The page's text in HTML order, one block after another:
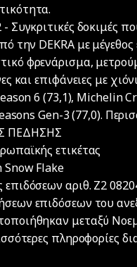
- Συγκριτικές δοκιμές
την DEKRA με
φρενάρισμα,
και επιφάνειες με
6 (73,1), Michelin
Gen-3 (77,0).
ΠΕΔΗΣΗΣ
ετικέτας
Snow Flake
αριθ. Z2
επιδόσεων του
μεταξύ
πληροφορίες